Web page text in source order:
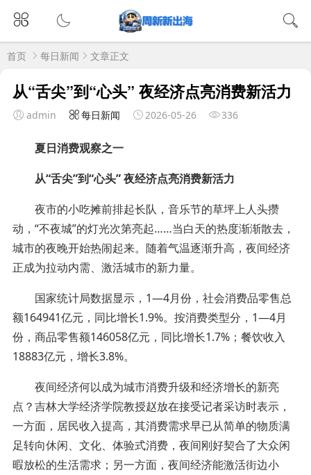
首页 每日新闻 文章正文
从“舌尖”到“心头” 夜经济点亮消费新活力
admin 每日新闻 2026-05-26 336
夏日消费观察之一
从“舌尖”到“心头” 夜经济点亮消费新活力
夜市的小吃摊前排起长队，音乐节的草坪上人头攒
动，“不夜城”的灯光次第亮起……当白天的热度渐渐散去，
城市的夜晚开始热闹起来。随着气温逐渐升高，夜间经济
正成为拉动内需、激活城市的新力量。
国家统计局数据显示，1—4月份，社会消费品零售总
额164941亿元，同比增长1.9%。按消费类型分，1—4月
份，商品零售额146058亿元，同比增长1.7%；餐饮收入
18883亿元，增长3.8%。
夜间经济何以成为城市消费升级和经济增长的新亮
点？吉林大学经济学院教授赵放在接受记者采访时表示，
一方面，居民收入提高，其消费需求早已从简单的物质满
足转向休闲、文化、体验式消费，夜间刚好契合了大众闲
暇放松的生活需求；另一方面，夜间经济能激活街边小